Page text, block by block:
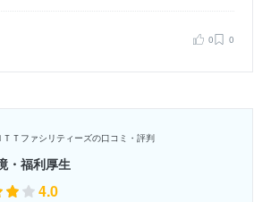
0 0
Ｔファシリティーズの口コミ・評判
・福利厚生
4.0